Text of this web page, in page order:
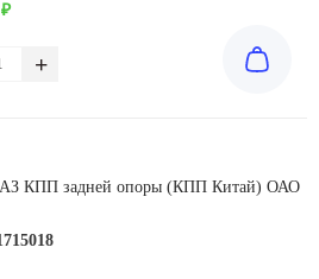
+
КПП задней опоры (КПП Китай) ОАО